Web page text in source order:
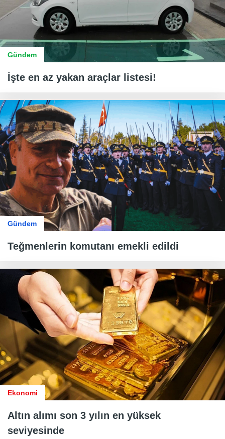
Gündem
İşte en az yakan araçlar listesi!
Gündem
Teğmenlerin komutanı emekli edildi
Ekonomi
Altın alımı son 3 yılın en yüksek
seviyesinde